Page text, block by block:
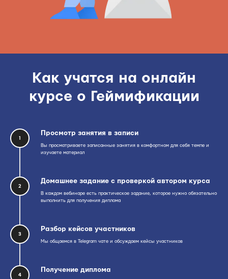
Как учатся на онлайн
курсе о Геймификации
1
Просмотр занятия в записи
Вы просматриваете записанные занятия в комфортном для себя темпе и
изучаете материал
2
Домашнее задание с проверкой автором курса
В каждом вебинаре есть практическое задание, которое нужно обязательно
выполнить для получения диплома
3
Разбор кейсов участников
Мы общаемся в Telegram чате и обсуждаем кейсы участников
4
Получение диплома